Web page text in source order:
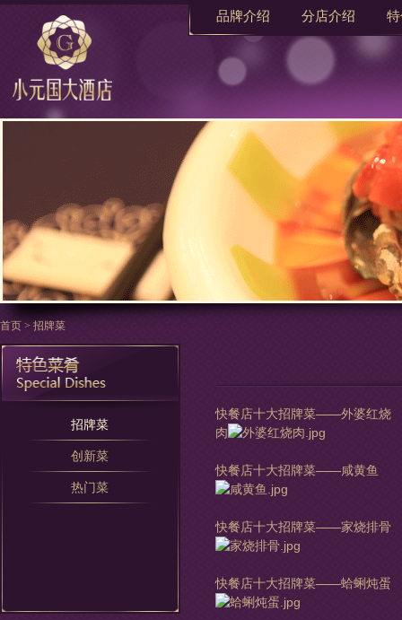
品牌介绍 分店介绍
首页 > 招牌菜
招牌菜
创新菜
热门菜
快餐店十大招牌菜——外婆红烧
肉
快餐店十大招牌菜——咸黄鱼
快餐店十大招牌菜——家烧排骨
快餐店十大招牌菜——蛤蜊炖蛋